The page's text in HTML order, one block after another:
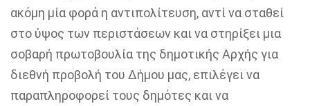
ακόμη μία φορά η αντιπολίτευση, αντί να σταθεί
στο ύψος των περιστάσεων και να στηρίξει μια
σοβαρή πρωτοβουλία της δημοτικής Αρχής για
διεθνή προβολή του Δήμου μας, επιλέγει να
παραπληροφορεί τους δημότες και να